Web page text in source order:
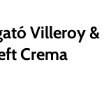
Villeroy &
Crema